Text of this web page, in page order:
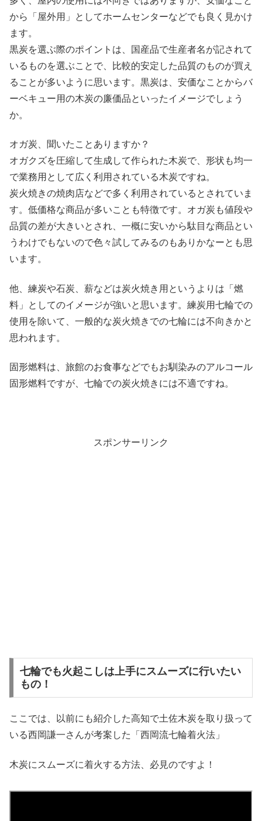
から「屋外用」としてホームセンターなどでも良く見かけ
ます。
黒炭を選ぶ際のポイントは、国産品で生産者名が記されて
いるものを選ぶことで、比較的安定した品質のものが買え
ることが多いように思います。黒炭は、安価なことからバ
ーベキュー用の木炭の廉価品といったイメージでしょう
か。
オガ炭、聞いたことありますか？
オガクズを圧縮して生成して作られた木炭で、形状も均一
で業務用として広く利用されている木炭ですね。
炭火焼きの焼肉店などで多く利用されているとされていま
す。低価格な商品が多いことも特徴です。オガ炭も値段や
品質の差が大きいとされ、一概に安いから駄目な商品とい
うわけでもないので色々試してみるのもありかなーとも思
います。
他、練炭や石炭、薪などは炭火焼き用というよりは「燃
料」としてのイメージが強いと思います。練炭用七輪での
使用を除いて、一般的な炭火焼きでの七輪には不向きかと
思われます。
固形燃料は、旅館のお食事などでもお馴染みのアルコール
固形燃料ですが、七輪での炭火焼きには不適ですね。
スポンサーリンク
七輪でも火起こしは上手にスムーズに行いたい
もの！
ここでは、以前にも紹介した高知で土佐木炭を取り扱って
いる西岡謙一さんが考案した「西岡流七輪着火法」
木炭にスムーズに着火する方法、必見のですよ！